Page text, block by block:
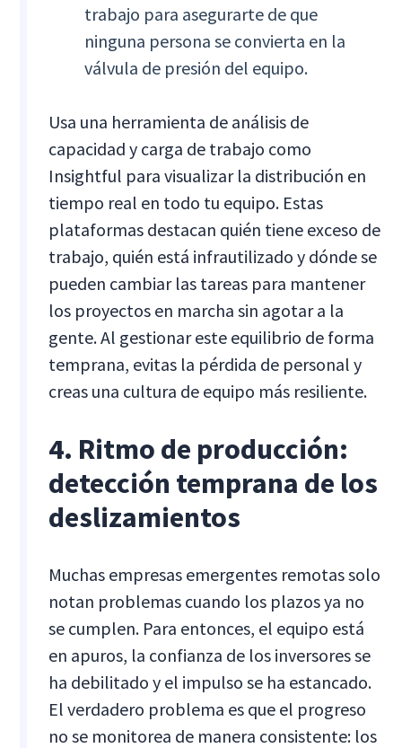
trabajo para asegurarte de que
ninguna persona se convierta en la
válvula de presión del equipo.
Usa una herramienta de análisis de
capacidad y carga de trabajo como
Insightful para visualizar la distribución en
tiempo real en todo tu equipo. Estas
plataformas destacan quién tiene exceso de
trabajo, quién está infrautilizado y dónde se
pueden cambiar las tareas para mantener
los proyectos en marcha sin agotar a la
gente. Al gestionar este equilibrio de forma
temprana, evitas la pérdida de personal y
creas una cultura de equipo más resiliente.
4. Ritmo de producción:
detección temprana de los
deslizamientos
Muchas empresas emergentes remotas solo
notan problemas cuando los plazos ya no
se cumplen. Para entonces, el equipo está
en apuros, la confianza de los inversores se
ha debilitado y el impulso se ha estancado.
El verdadero problema es que el progreso
no se monitorea de manera consistente: los